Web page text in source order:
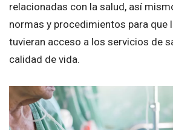
relacionadas con la salud, así
normas y procedimientos para que
tuvieran acceso a los servicios de
calidad de vida.